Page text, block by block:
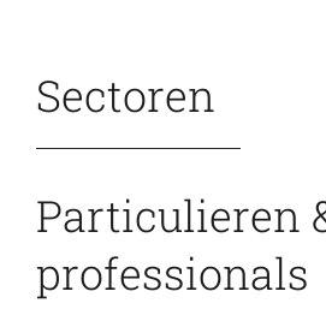
Sectoren
Particulieren
professionals